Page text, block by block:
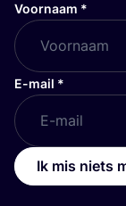
Voornaam *
E-mail *
Ik mis niets